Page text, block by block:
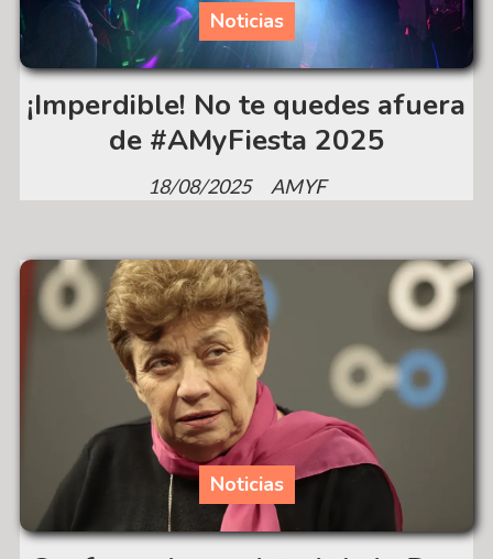
¡Imperdible! No te quedes afuera
de #AMyFiesta 2025
AMYF
Noticias
18/08/2025
Noticias